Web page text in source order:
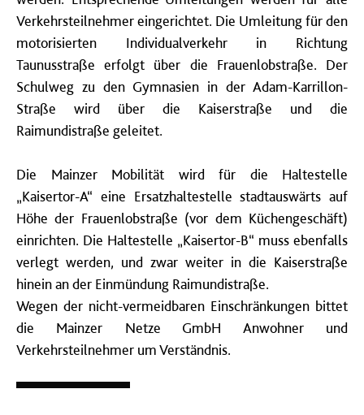
Verkehrsteilnehmer eingerichtet. Die Umleitung für den
motorisierten Individualverkehr in Richtung
Taunusstraße erfolgt über die Frauenlobstraße. Der
Schulweg zu den Gymnasien in der Adam-Karrillon-
Straße wird über die Kaiserstraße und die
Raimundistraße geleitet.
Die Mainzer Mobilität wird für die Haltestelle
„Kaisertor-A“ eine Ersatzhaltestelle stadtauswärts auf
Höhe der Frauenlobstraße (vor dem Küchengeschäft)
einrichten. Die Haltestelle „Kaisertor-B“ muss ebenfalls
verlegt werden, und zwar weiter in die Kaiserstraße
hinein an der Einmündung Raimundistraße.
Wegen der nicht-vermeidbaren Einschränkungen bittet
die Mainzer Netze GmbH Anwohner und
Verkehrsteilnehmer um Verständnis.